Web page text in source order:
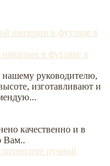
в футляре в
руководителю,
изготавливают и
качественно и в
Вам..